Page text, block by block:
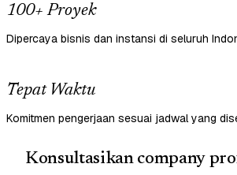
100+ Proyek
Dipercaya bisnis dan instansi di seluruh
Tepat Waktu
Komitmen pengerjaan sesuai jadwal yang
Konsultasikan company